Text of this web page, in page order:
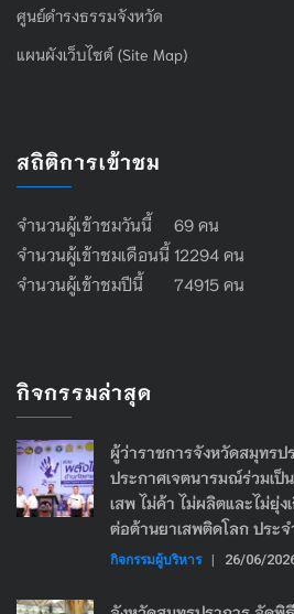
ศูนย์ดำรงธรรมจังหวัด
แผนผังเว็บไซต์ (Site Map)
สถิติการเข้าชม
จำนวนผู้เข้าชมวันนี้ 69 คน
จำนวนผู้เข้าชมเดือนนี้ 12294 คน
จำนวนผู้เข้าชมปีนี้ 74915 คน
กิจกรรมล่าสุด
ผู้ว่าราชการจังหวัดสมุทร
ประกาศเจตนารมณ์ร่วมเป็
เสพ ไม่ค้า ไม่ผลิตและไม่ยุ่ง
ต่อต้านยาเสพติดโลก ประ
กิจกรรมผู้บริหาร | 26/06/